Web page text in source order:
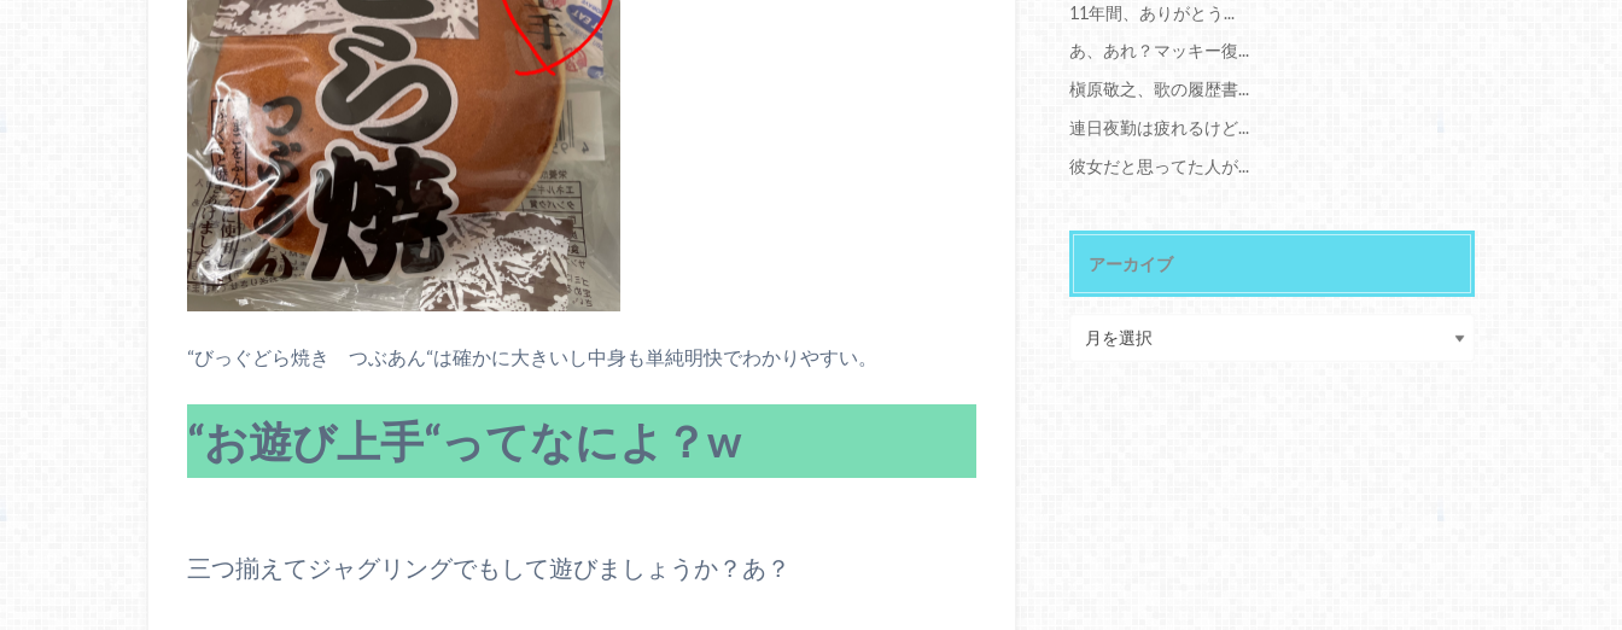
“びっぐどら焼き つぶあん“は確かに大きいし中身も単純明快でわかりやすい。
“お遊び上手“ってなによ？w
三つ揃えてジャグリングでもして遊びましょうか？あ？
11年間、ありがとう...
あ、あれ？マッキー復...
槇原敬之、歌の履歴書...
連日夜勤は疲れるけど...
彼女だと思ってた人が...
アーカイブ